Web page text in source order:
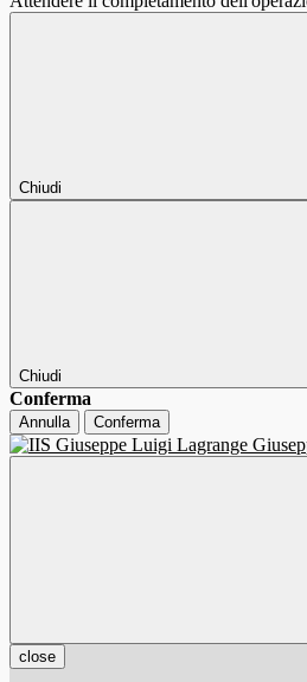
Chiudi
Chiudi
Conferma
Annulla Conferma
close